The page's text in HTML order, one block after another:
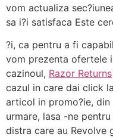
vom actualiza
sa i?i satisfaca Este
?i, ca pentru a fi
vom prezenta ofertele
cazinoul, Razor Returns
cazul in care dai click
articol in promo?ie, din
urmare, lasa -ne
distra care au Revolve